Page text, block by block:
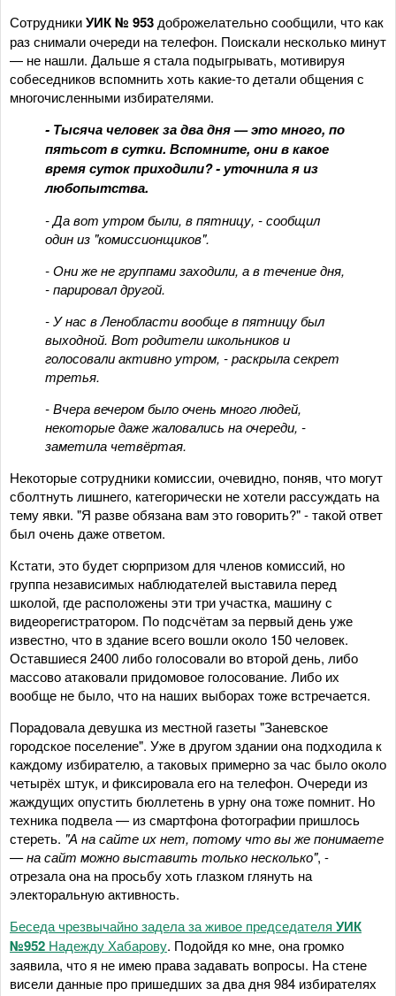
СотрудникиУИК № 953 доброжелательно сообщили, что как
раз снимали очереди на телефон. Поискали несколько минут
— не нашли. Дальше я стала подыгрывать, мотивируя
собеседников вспомнить хоть какие-то детали общения с
многочисленными избирателями.
- Тысяча человек за два дня — это много, по
пятьсот в сутки. Вспомните, они в какое
время суток приходили? - уточнила я из
любопытства.
- Да вот утром были, в пятницу, - сообщил
один из "комиссионщиков".
- Они же не группами заходили, а в течение дня,
- парировал другой.
- У нас в Ленобласти вообще в пятницу был
выходной. Вот родители школьников и
голосовали активно утром, - раскрыла секрет
третья.
- Вчера вечером было очень много людей,
некоторые даже жаловались на очереди, -
заметила четвёртая.
Некоторые сотрудники комиссии, очевидно, поняв, что могут
сболтнуть лишнего, категорически не хотели рассуждать на
тему явки. "Я разве обязана вам это говорить?" - такой ответ
был очень даже ответом.
Кстати, это будет сюрпризом для членов комиссий, но
группа независимых наблюдателей выставила перед
школой, где расположены эти три участка, машину с
видеорегистратором. По подсчётам за первый день уже
известно, что в здание всего вошли около 150 человек.
Оставшиеся 2400 либо голосовали во второй день, либо
массово атаковали придомовое голосование. Либо их
вообще не было, что на наших выборах тоже встречается.
Порадовала девушка из местной газеты "Заневское
городское поселение". Уже в другом здании она подходила к
каждому избирателю, а таковых примерно за час было около
четырёх штук, и фиксировала его на телефон. Очереди из
жаждущих опустить бюллетень в урну она тоже помнит. Но
техника подвела — из смартфона фотографии пришлось
стереть. "А на сайте их нет, потому что вы же понимаете
— на сайт можно выставить только несколько", -
отрезала она на просьбу хоть глазком глянуть на
электоральную активность.
Беседа чрезвычайно задела за живое председателя УИК
№952 Надежду Хабарову. Подойдя ко мне, она громко
заявила, что я не имею права задавать вопросы. На стене
висели данные про пришедших за два дня 984 избирателях